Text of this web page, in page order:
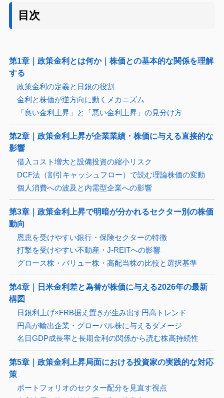
目次
第1章｜政策金利とは何か｜株価との基本的な関係を理解
する
政策金利の定義と日銀の役割
金利と株価が逆方向に動くメカニズム
「良い金利上昇」と「悪い金利上昇」の見分け方
第2章｜政策金利上昇が企業業績・株価に与える直接的な
影響
借入コスト増大と設備投資の縮小リスク
DCF法（割引キャッシュフロー）で読む理論株価の変動
個人消費への波及と内需型企業への影響
第3章｜政策金利上昇で明暗が分かれるセクター別の株価
動向
恩恵を受けやすい銀行・保険セクターの特徴
打撃を受けやすい不動産・J-REITへの影響
グロース株・バリュー株・高配当株の比較と選択基準
第4章｜日米金利差と為替が株価に与える2026年の最新
構図
日銀利上げ×FRB据え置きが生み出す円高トレンド
円高が輸出企業・グローバル株に与えるダメージ
名目GDP成長率と長期金利の関係から読む株高持続性
第5章｜政策金利上昇局面における投資家の実践的な対応
策
ポートフォリオのセクター配分を見直す視点